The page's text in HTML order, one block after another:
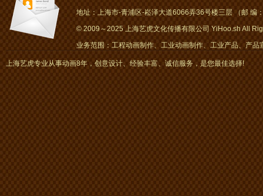
地址：上海市-青浦区-崧泽大道6066弄36号楼三层 （邮 编
© 2009～2025 上海艺虎文化传播有限公司 YiHoo.sh All
业务范围：工程动画制作、工业动画制作、工业产品、产
画、mg动画
上海艺虎专业从事动画8年，创意设计、经验丰富、诚信服务，是您最佳选择!